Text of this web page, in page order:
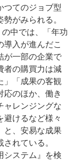
つてのジョブ型
がみられる。
中では、「年功
入が進んだこ
が一部の企業で
者の購買力は減
」「成果の客観
応のほか、働き
ャレンジングな
避けるなど様々
と、安易な成果
れている。
ステム』を検